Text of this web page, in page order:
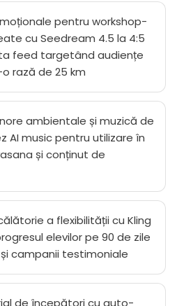
pentru workshop-
cu Seedream 4.5 la 4:5
feed targetând audiențe
rază de 25 km
ambientale și muzică de
AI music pentru utilizare în
și conținut de
a flexibilității cu Kling
elevilor pe 90 de zile
campanii testimoniale
de începători cu auto-